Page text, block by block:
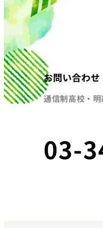
お問い合わせ
通信制高校・
03-